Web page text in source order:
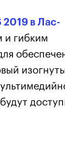
2019 в Лас-
и гибким
будут